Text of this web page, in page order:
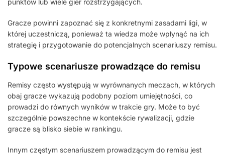
punktów lub wiele gier rozstrzygających.
Gracze powinni zapoznać się z konkretnymi zasadami ligi, w
której uczestniczą, ponieważ ta wiedza może wpłynąć na ich
strategię i przygotowanie do potencjalnych scenariuszy remisu.
Typowe scenariusze prowadzące do remisu
Remisy często występują w wyrównanych meczach, w których
obaj gracze wykazują podobny poziom umiejętności, co
prowadzi do równych wyników w trakcie gry. Może to być
szczególnie powszechne w kontekście rywalizacji, gdzie
gracze są blisko siebie w rankingu.
Innym częstym scenariuszem prowadzącym do remisu jest